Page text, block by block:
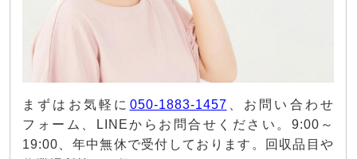
まずはお気軽に 050-1883-1457 、お問い合わせ
フォーム、LINEからお問合せください。9:00～
19:00、年中無休で受付しております。回収品目や